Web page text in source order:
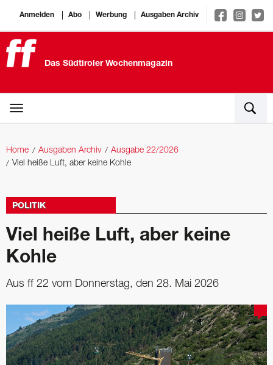
Anmelden Abo Werbung Ausgaben Archiv
Das Südtiroler Wochenmagazin
Home Ausgaben Archiv
Ausgabe 22/2026
Viel heiße Luft, aber keine Kohle
POLITIK
Viel heiße Luft, aber keine
Kohle
Aus ff 22 vom Donnerstag, den 28. Mai 2026